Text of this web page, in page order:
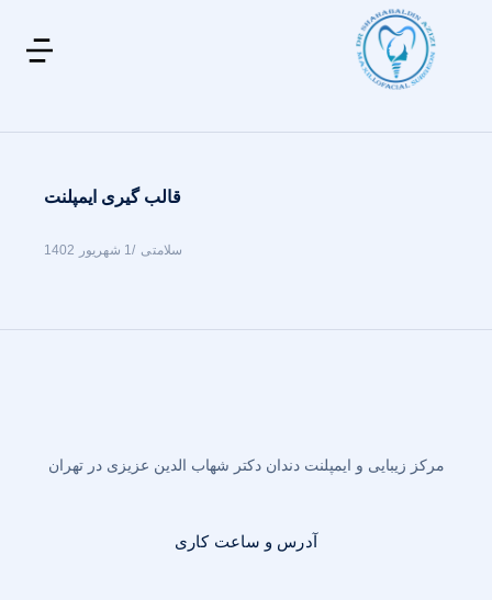
قالب گیری ایمپلنت
سلامتی 1 شهریور 1402
مرکز زیبایی و ایمپلنت دندان دکتر شهاب الدین عزیزی در تهران
آدرس و ساعت کاری